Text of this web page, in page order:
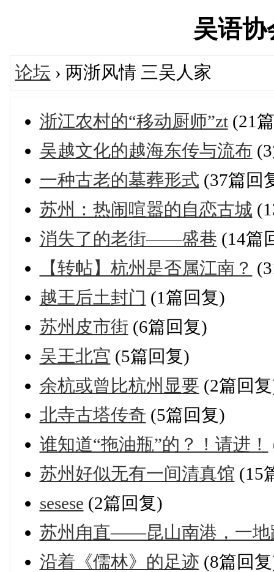
吴语
论坛 › 两浙风情 三吴人家
浙江农村的“移动厨师”zt(21
吴越文化的越海东传与流布
一种古老的墓葬形式 (37篇回
苏州：热闹喧嚣的自恋古城
消失了的老街——盛巷 (14篇
【转帖】杭州是否属江南？
越王后土封门 (1篇回复)
苏州皮市街 (6篇回复)
吴王北宫 (5篇回复)
余杭或曾比杭州显要 (2篇回
北寺古塔传奇 (5篇回复)
谁知道“拖油瓶”的？！请进！
苏州好似无有一间清真馆 (15
sesese (2篇回复)
苏州甪直——昆山南港，一地
沿着《儒林》的足迹 (8篇回